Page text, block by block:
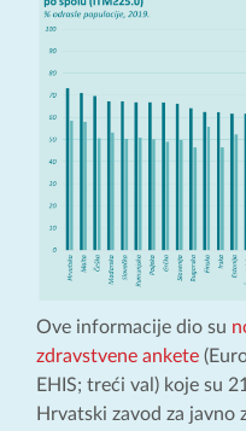
Ove informacije dio su
zdravstvene ankete
EHIS; treći val) koje su
Hrvatski zavod za javno